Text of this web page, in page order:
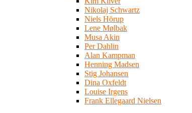
Nikolaj Schwartz
Niels Hörup
Lene Mølbak
Musa Akin
Per Dahlin
Alan Kampman
Henning Madsen
Stig Johansen
Dina Oxfeldt
Louise Irgens
Frank Ellegaard Nielsen